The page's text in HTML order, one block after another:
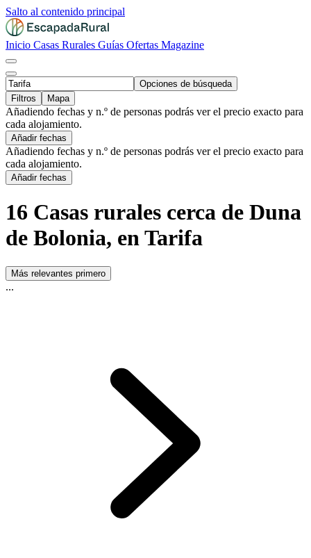
Salto al contenido principal
Inicio Casas Rurales Guías Ofertas Magazine
Opciones de búsqueda
Filtros
Mapa
Añadiendo fechas y n.º de personas podrás ver el precio exacto para
cada alojamiento.
Añadir fechas
Añadiendo fechas y n.º de personas podrás ver el precio exacto para
cada alojamiento.
Añadir fechas
16 Casas rurales cerca de Duna
de Bolonia, en Tarifa
Más relevantes primero
...